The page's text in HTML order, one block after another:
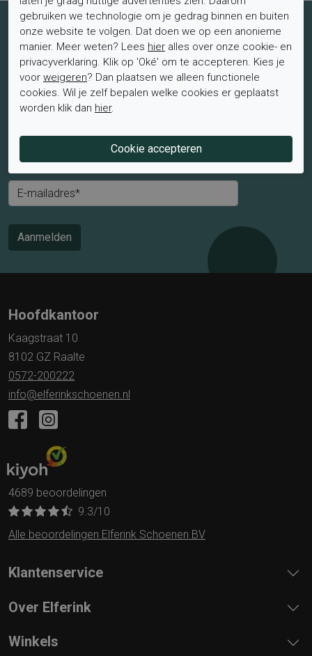
Schrijf je nu in voor de nieuwsbrief
Schrijf je in voor de nieuwsbrief en blijf op de hoogte van de
laatste aanbiedingen en trends.
Mevrouw Meneer
Achternaam*
E-mailadres*
Aanmelden
Hoofdkantoor
Kaagstraat 10
8102 GZ Raalte
0572-200222
info@elferinkschoenen.nl
4689 beoordelingen
9.3/10
Alle beoordelingen Elferink Schoenen BV
Klantenservice
Over Elferink
Winkels
gebruiken we technologie om je gedrag binnen en buiten
onze website te volgen. Dat doen we op een anonieme
manier. Meer weten? Lees hier alles over onze cookie- en
privacyverklaring. Klik op 'Oké' om te accepteren. Kies je
voor weigeren? Dan plaatsen we alleen functionele
cookies. Wil je zelf bepalen welke cookies er geplaatst
worden klik dan hier.